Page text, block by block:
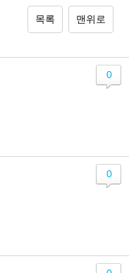
목록 맨위로
0
0